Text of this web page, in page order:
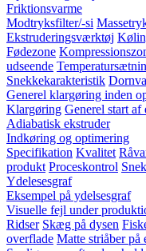
Friktionsvarme
Modtryksfilter/-si
Ekstruderingsværktøj
Fødezone
udseende
Snekkekarakteristik
Generel klargøring inden
Klargøring Generel start af
Adiabatisk ekstruder
Indkøring og optimering
Specifikation Kvalitet
produkt Proceskontrol
Ydelesesgraf
Eksempel på ydelsesgraf
Visuelle fejl under
Ridser Skæg på dysen
overflade Matte striåber på